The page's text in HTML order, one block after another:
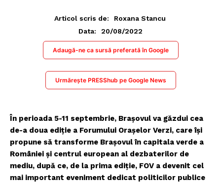
Articol scris de:
Roxana Stancu
Data:
20/08/2022
Adaugă-ne ca sursă preferată în Google
Urmărește PRESShub pe Google News
În perioada 5-11 septembrie, Brașovul va găzdui cea
de-a doua ediție a Forumului Orașelor Verzi, care își
propune să transforme Brașovul în capitala verde a
României și centrul european al dezbaterilor de
mediu, după ce, de la prima ediție, FOV a devenit cel
mai important eveniment dedicat politicilor publice